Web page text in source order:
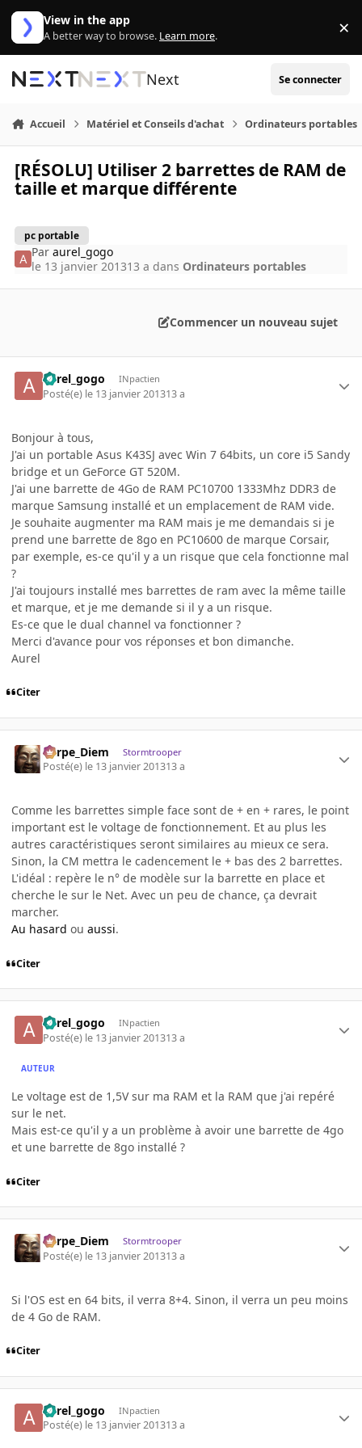
Aller au contenu
View in the app
A better way to browse. Learn more. ×
Next Se connecter
Accueil Matériel et Conseils d'achat Ordinateurs portables
[RÉSOLU] Utiliser 2 barrettes de RAM de
taille et marque différente
pc portable
Paraurel_gogo
le 13 janvier 201313 a dans Ordinateurs portables
Commencer un nouveau sujet
aurel_gogo INpactien
Posté(e) le 13 janvier 201313 a
Bonjour à tous,
J'ai un portable Asus K43SJ avec Win 7 64bits, un core i5 Sandy
bridge et un GeForce GT 520M.
J'ai une barrette de 4Go de RAM PC10700 1333Mhz DDR3 de
marque Samsung installé et un emplacement de RAM vide.
Je souhaite augmenter ma RAM mais je me demandais si je
prend une barrette de 8go en PC10600 de marque Corsair,
par exemple, es-ce qu'il y a un risque que cela fonctionne mal
?
J'ai toujours installé mes barrettes de ram avec la même taille
et marque, et je me demande si il y a un risque.
Es-ce que le dual channel va fonctionner ?
Merci d'avance pour vos réponses et bon dimanche.
Aurel
Citer
Carpe_Diem Stormtrooper
Posté(e) le 13 janvier 201313 a
Comme les barrettes simple face sont de + en + rares, le point
important est le voltage de fonctionnement. Et au plus les
autres caractéristiques seront similaires au mieux ce sera.
Sinon, la CM mettra le cadencement le + bas des 2 barrettes.
L'idéal : repère le n° de modèle sur la barrette en place et
cherche le sur le Net. Avec un peu de chance, ça devrait
marcher.
Au hasard ou aussi.
Citer
aurel_gogo INpactien
Posté(e) le 13 janvier 201313 a
AUTEUR
Le voltage est de 1,5V sur ma RAM et la RAM que j'ai repéré
sur le net.
Mais est-ce qu'il y a un problème à avoir une barrette de 4go
et une barrette de 8go installé ?
Citer
Carpe_Diem Stormtrooper
Posté(e) le 13 janvier 201313 a
Si l'OS est en 64 bits, il verra 8+4. Sinon, il verra un peu moins
de 4 Go de RAM.
Citer
aurel_gogo INpactien
Posté(e) le 13 janvier 201313 a